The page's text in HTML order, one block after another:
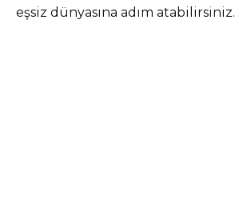
eşsiz dünyasına adım atabilirsiniz.